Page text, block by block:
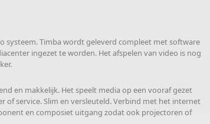
systeem. Timba wordt geleverd compleet met software
ingezet te worden. Het afspelen van video is nog
en makkelijk. Het speelt media op een vooraf gezet
of service. Slim en versleuteld. Verbind met het internet
en composiet uitgang zodat ook projectoren of